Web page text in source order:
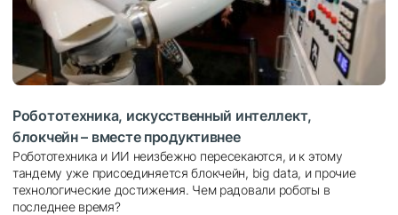
Робототехника, искусственный интеллект,
блокчейн – вместе продуктивнее
Робототехника и ИИ неизбежно пересекаются, и к этому
тандему уже присоединяется блокчейн, big data, и прочие
технологические достижения. Чем радовали роботы в
последнее время?